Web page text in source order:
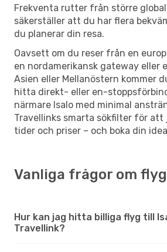
Frekventa rutter från större
säkerställer att du har flera
du planerar din resa.
Oavsett om du reser från en
en nordamerikansk gateway eller
Asien eller Mellanöstern kommer
hitta direkt- eller en-
närmare Isalo med minimal
Travellinks smarta sökfilter för
tider och priser – och boka din
Vanliga frågor om
Hur kan jag hitta billiga flyg till
Travellink?